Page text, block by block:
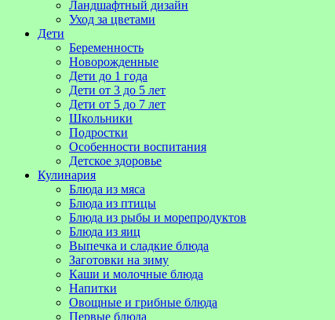
Ландшафтный дизайн
Уход за цветами
Дети
Беременность
Новорожденные
Дети до 1 года
Дети от 3 до 5 лет
Дети от 5 до 7 лет
Школьники
Подростки
Особенности воспитания
Детское здоровье
Кулинария
Блюда из мяса
Блюда из птицы
Блюда из рыбы и морепродуктов
Блюда из яиц
Выпечка и сладкие блюда
Заготовки на зиму
Каши и молочные блюда
Напитки
Овощные и грибные блюда
Первые блюда